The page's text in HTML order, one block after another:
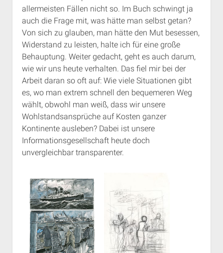
allermeisten Fällen nicht so. Im Buch schwingt ja
auch die Frage mit, was hätte man selbst getan?
Von sich zu glauben, man hätte den Mut besessen,
Widerstand zu leisten, halte ich für eine große
Behauptung. Weiter gedacht, geht es auch darum,
wie wir uns heute verhalten. Das fiel mir bei der
Arbeit daran so oft auf: Wie viele Situationen gibt
es, wo man extrem schnell den bequemeren Weg
wählt, obwohl man weiß, dass wir unsere
Wohlstandsansprüche auf Kosten ganzer
Kontinente ausleben? Dabei ist unsere
Informationsgesellschaft heute doch
unvergleichbar transparenter.